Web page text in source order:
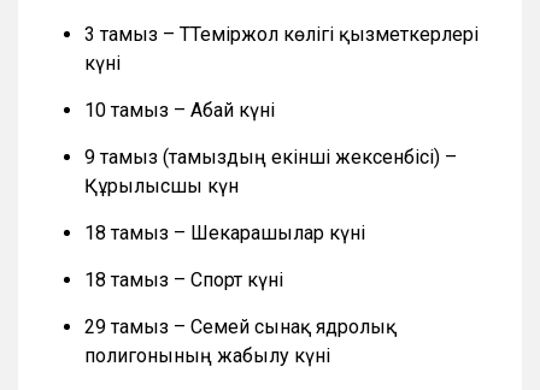
3 тамыз – ТТеміржол көлігі қызметкерлері
күні
10 тамыз – Абай күні
9 тамыз (тамыздың екінші жексенбісі) –
Құрылысшы күн
18 тамыз – Шекарашылар күні
18 тамыз – Спорт күні
29 тамыз – Семей сынақ ядролық
полигонының жабылу күні